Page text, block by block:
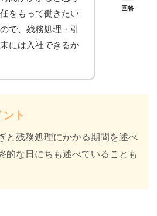
回答
をもって働きたい
で、残務処理・引
には入社できるか
ト
と残務処理にかかる期間を述べ
的な日にちも述べていることも